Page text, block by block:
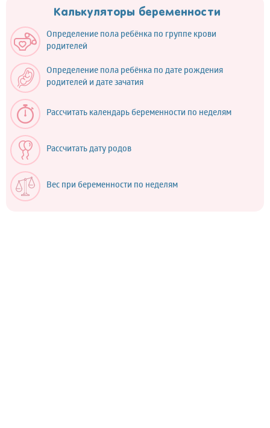
Калькуляторы беременности
Определение пола ребёнка по группе крови
родителей
Определение пола ребёнка по дате рождения
родителей и дате зачатия
Рассчитать календарь беременности по неделям
Рассчитать дату родов
Вес при беременности по неделям